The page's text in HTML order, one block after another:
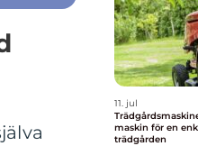
11. jul
maskin för en
trädgården